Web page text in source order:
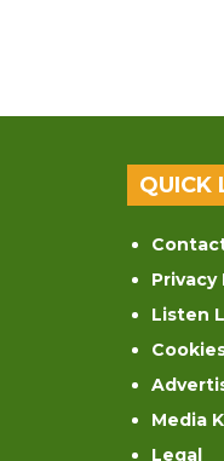
QUICK
Privacy
Listen
Media
Legal